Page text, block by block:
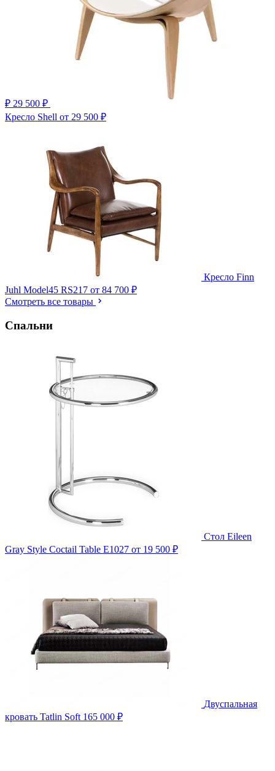
₽ 29 500 ₽
Кресло Shell от 29 500 ₽
Кресло Finn
Juhl Model45 RS217 от 84 700 ₽
Смотреть все товары
Спальни
Стол Eileen
Gray Style Coctail Table E1027 от 19 500 ₽
Двуспальная
кровать Tatlin Soft 165 000 ₽